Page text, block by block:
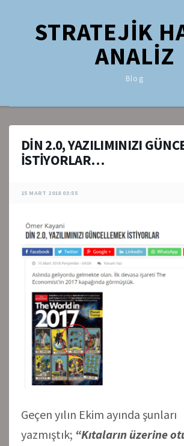
STRATEJİK
ANALİZ
Blog
DİN 2.0, YAZILIMINIZI
İSTİYORLAR…
15 MART 2018 03:55
Geçen yılın Ekim ayında şunları
yazmıştık; “Kıtaların üzerine